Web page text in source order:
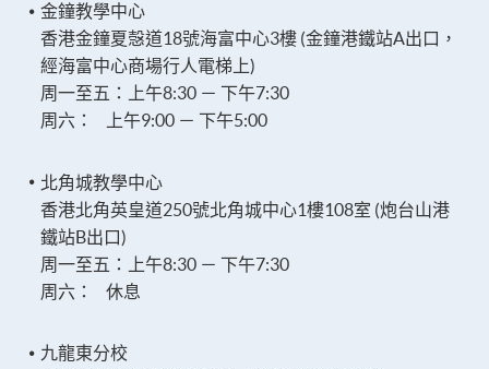
金鐘教學中心
香港金鐘夏愨道18號海富中心3樓 (金鐘港鐵站A出口，
經海富中心商場行人電梯上)
周一至五：上午8:30 － 下午7:30
周六： 上午9:00 － 下午5:00
北角城教學中心
香港北角英皇道250號北角城中心1樓108室 (炮台山港
鐵站B出口)
周一至五：上午8:30 － 下午7:30
周六： 休息
九龍東分校